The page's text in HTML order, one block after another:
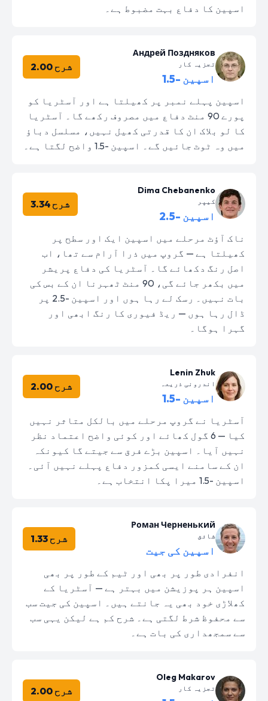
اسپین کا دفاع بہت مضبوط ہے۔
Андрей Поздняков
تجزیہ کار
اسپین -1.5
شرح 2.00
اسپین پہلے نمبر پر کھیلتا ہے اور آسٹریا کو
پورے 90 منٹ دفاع میں مصروف رکھے گا۔ آسٹریا
کا لو بلاک ان کا قدرتی کھیل نہیں، مسلسل دباؤ
میں وہ ٹوٹ جائیں گے۔ اسپین -1.5 واضح لگتا ہے۔
Dima Chebanenko
کیپر
اسپین -2.5
شرح 3.34
ناک آؤٹ مرحلے میں اسپین ایک اور سطح پر
کھیلتا ہے — گروپ میں ذرا آرام سے تھا، اب
اصل رنگ دکھائے گا۔ آسٹریا کی دفاع پریشر
میں بکھر جائے گی، 90 منٹ ٹھہرنا ان کے بس کی
بات نہیں۔ رسک لے رہا ہوں اور اسپین -2.5 پر
ڈال رہا ہوں — ریڈ فیوری کا رنگ ابھی اور
گہرا ہوگا۔
Lenin Zhuk
اندرونی ذریعہ
اسپین -1.5
شرح 2.00
آسٹریا نے گروپ مرحلے میں بالکل متاثر نہیں
کیا — 6 گول کھائے اور کوئی واضح اعتماد نظر
نہیں آیا۔ اسپین بڑے فرق سے جیتے گا کیونکہ
ان کے سامنے ایسی کمزور دفاع پہلے نہیں آئی۔
اسپین -1.5 میرا پکا انتخاب ہے۔
Роман Черненький
شائق
اسپین کی جیت
شرح 1.33
انفرادی طور پر بھی اور ٹیم کے طور پر بھی
اسپین ہر پوزیشن میں بہتر ہے — آسٹریا کے
کھلاڑی خود بھی یہ جانتے ہیں۔ اسپین کی جیت سب
سے محفوظ شرط لگتی ہے۔ شرح کم ہے لیکن یہی سب
سے سمجھداری کی بات ہے۔
Oleg Makarov
تجزیہ کار شرح 2.00